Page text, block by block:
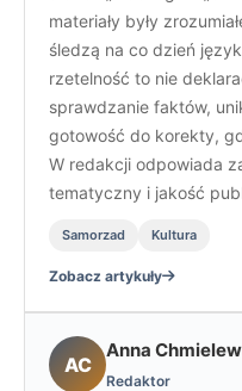
materiały były
śledzą na co dzień
rzetelność to nie
sprawdzanie faktów,
gotowość do korekty,
W redakcji odpowiada
tematyczny i jakość
Samorzad Kultura
Zobacz artykuły
AC
Anna
Redaktor